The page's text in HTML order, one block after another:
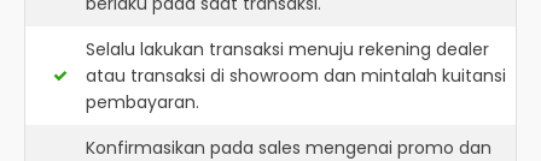
Selalu lakukan transaksi menuju rekening dealer
atau transaksi di showroom dan mintalah kuitansi
pembayaran.
Konfirmasikan pada sales mengenai promo dan